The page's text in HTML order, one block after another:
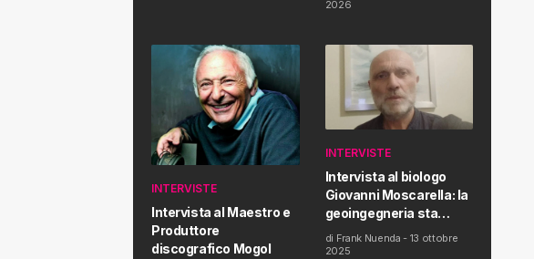
2026
INTERVISTE
Intervista al Maestro e
Produttore
discografico Mogol
INTERVISTE
Intervista al biologo
Giovanni Moscarella: la
geoingegneria sta
modificando il clima e la
salute dell’uomo
di Frank Nuenda - 13 ottobre
2025